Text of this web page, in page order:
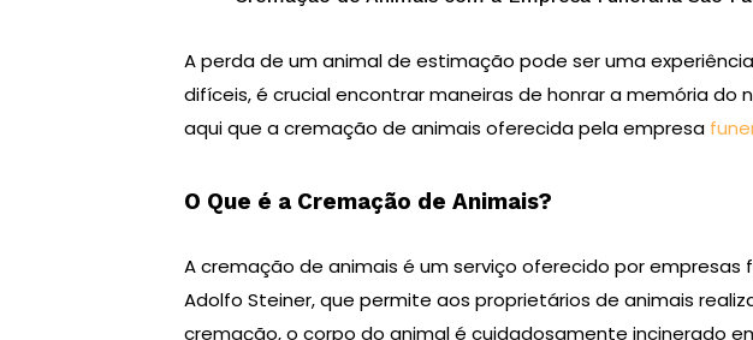
A perda de um animal de estimação pode ser uma
difíceis, é crucial encontrar maneiras de honrar a memória
aqui que a cremação de animais oferecida pela empresa
O Que é a Cremação de Animais?
A cremação de animais é um serviço oferecido por empresas
Adolfo Steiner, que permite aos proprietários de animais
cremação, o corpo do animal é cuidadosamente incinerado